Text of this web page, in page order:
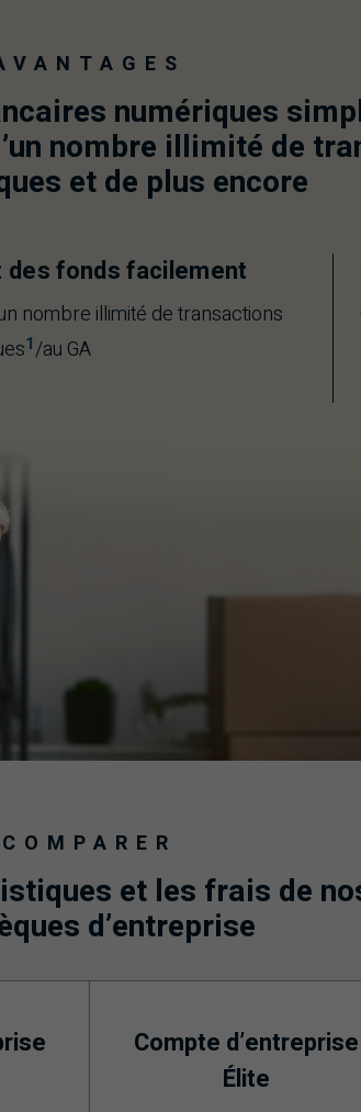
numériques
nombre illimité de
et de plus encore
des fonds facilement
nombre illimité de transactions
1/au GA
COMPARER
et les frais de
d’entreprise
Compte d’entreprise
Élite